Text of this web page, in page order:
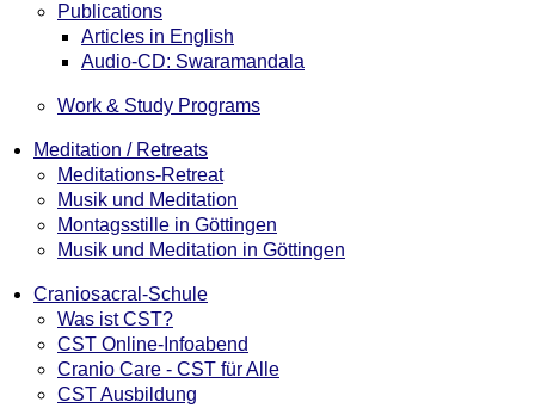
Publications
Articles in English
Audio-CD: Swaramandala
Work & Study Programs
Meditation / Retreats
Meditations-Retreat
Musik und Meditation
Montagsstille in Göttingen
Musik und Meditation in Göttingen
Craniosacral-Schule
Was ist CST?
CST Online-Infoabend
Cranio Care - CST für Alle
CST Ausbildung